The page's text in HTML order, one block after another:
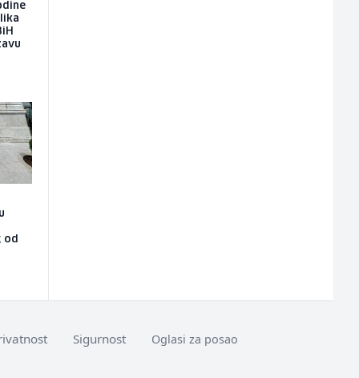
od
Sigurnost Oglasi za posao